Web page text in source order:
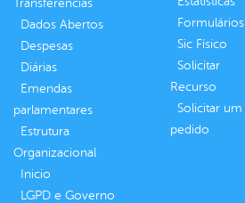
Transferências
Dados Abertos
Despesas
Diárias
Emendas
parlamentares
Estrutura
Organizacional
Inicio
LGPD e Governo
Formulários
Sic Físico
Solicitar
Recurso
Solicitar um
pedido